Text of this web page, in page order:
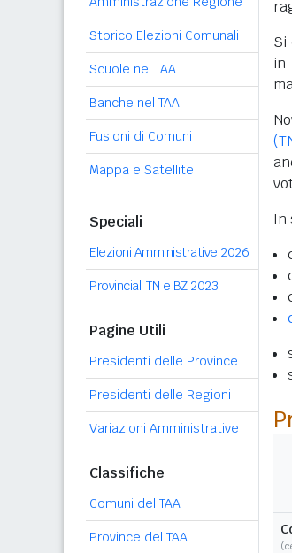
Storico Elezioni Comunali
Scuole nel TAA
Banche nel TAA
Fusioni di Comuni
Mappa e Satellite
Speciali
Elezioni Amministrative 2026
Provinciali TN e BZ 2023
Pagine Utili
Presidenti delle Province
Presidenti delle Regioni
Variazioni Amministrative
Classifiche
Comuni del TAA
Province del TAA
Si
in
In